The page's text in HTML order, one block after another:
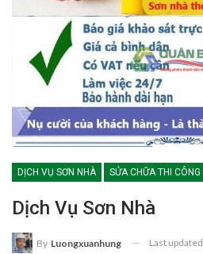
DỊCH VỤ SƠN NHÀ SỬA CHỮA THI CÔNG
Dịch Vụ Sơn Nhà
By Luongxuanhung Last updated